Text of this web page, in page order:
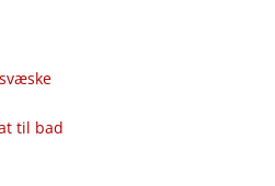
til bad